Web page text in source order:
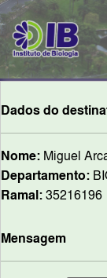
Dados do
Nome: Miguel
Departamento:
Ramal:35216196
Mensagem